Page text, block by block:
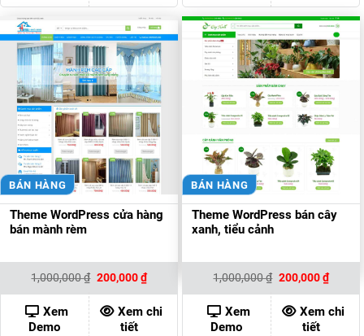
BÁN HÀNG
Theme WordPress cửa hàng
bán mành rèm
1,000,000₫ Giá
là:
1,000,000 ₫.
200,000₫Giá
hiện
tại
là:
200,000 ₫.
Xem
Demo
Xem chi
tiết
BÁN HÀNG
Theme WordPress bán cây
xanh, tiểu cảnh
1,000,000₫ Giá
là:
1,000,000 ₫.
200,000₫Giá
hiện
tại
là:
Xem
Demo
Xem chi
tiết